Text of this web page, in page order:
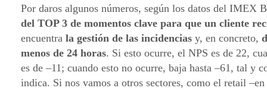
Por daros algunos números, según los datos del IMEX
del TOP 3 de momentos clave para que un cliente
encuentra la gestión de las incidencias y, en concreto,
menos de 24 horas. Si esto ocurre, el NPS es de 22,
es de –11; cuando esto no ocurre, baja hasta –61, tal y
indica. Si nos vamos a otros sectores, como el retail